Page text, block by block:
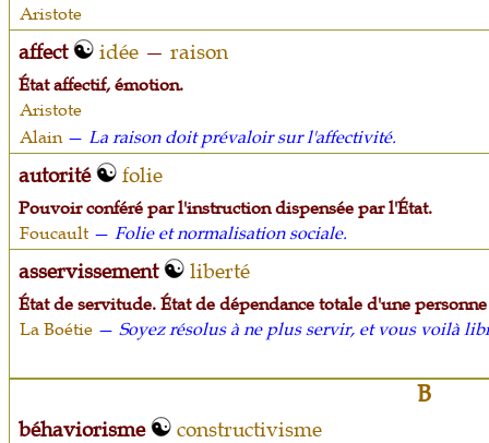
Aristote
affect idée — raison
État affectif, émotion.
Aristote
Alain— La raison doit prévaloir sur l'affectivité.
autorité folie
Pouvoir conféré par l'instruction dispensée par l'État.
Foucault— Folie et normalisation sociale.
asservissement liberté
État de servitude. État de dépendance totale d'une
La Boétie— Soyez résolus à ne plus servir, et vous voilà
B
béhaviorisme constructivisme